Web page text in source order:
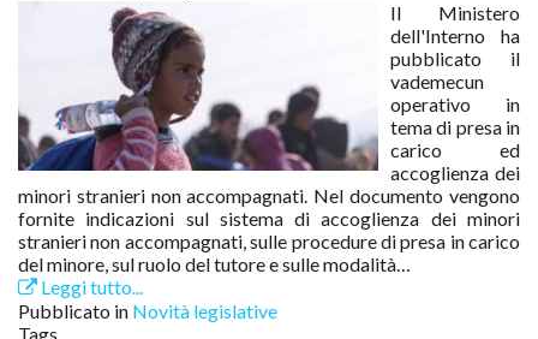
Il Ministero
dell'Interno ha
pubblicato il
vademecun
operativo in
tema di presa in
carico ed
accoglienza dei
minori stranieri non accompagnati. Nel documento vengono
fornite indicazioni sul sistema di accoglienza dei minori
stranieri non accompagnati, sulle procedure di presa in carico
del minore, sul ruolo del tutore e sulle modalità…
Leggi tutto...
Pubblicato in Novità legislative
Tags